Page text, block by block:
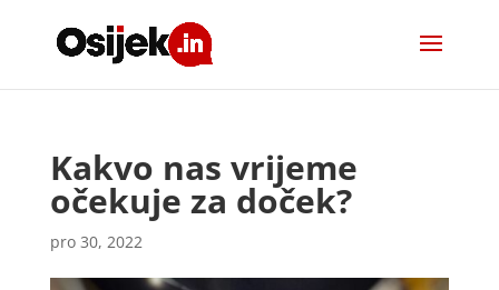
Kakvo nas vrijeme
očekuje za doček?
pro 30, 2022